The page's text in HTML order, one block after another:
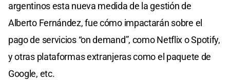
argentinos esta nueva medida de la gestión de
Alberto Fernández, fue cómo impactarán sobre el
pago de servicios “on demand”, como Netflix o Spotify,
y otras plataformas extranjeras como el paquete de
Google, etc.